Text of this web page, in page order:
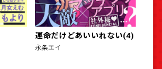
運命だけどあいいれない(4)
永条エイ